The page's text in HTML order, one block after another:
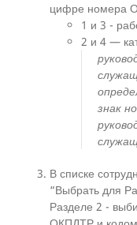
цифре номера
1 и 3 -
2 и 4 —
знак
В списке
“Выбрать для
Разделе 2 -